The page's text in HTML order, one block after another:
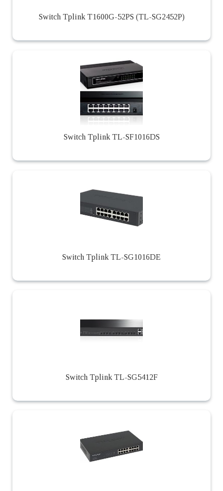
Switch Tplink T1600G-52PS (TL-SG2452P)
Switch Tplink TL-SF1016DS
Switch Tplink TL-SG1016DE
Switch Tplink TL-SG5412F